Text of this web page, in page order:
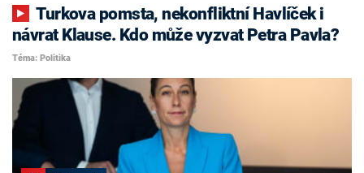
Turkova pomsta, nekonfliktní Havlíček i
návrat Klause. Kdo může vyzvat Petra Pavla?
Téma: Politika